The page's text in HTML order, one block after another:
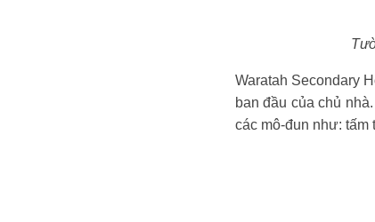
Waratah Secondary
ban đầu của chủ
các mô-đun như: